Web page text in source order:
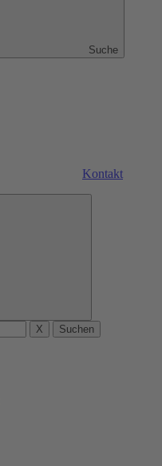
Suche
Kontakt
X Suchen